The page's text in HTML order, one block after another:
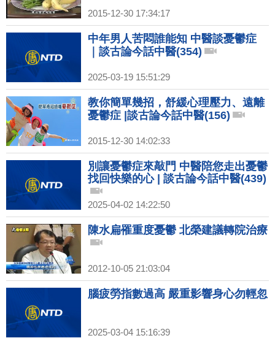
2015-12-30 17:34:17
中年男人苦悶誰能知 中醫談憂鬱症
｜談古論今話中醫(354)
2025-03-19 15:51:29
教你簡單幾招，舒緩心理壓力、遠離
憂鬱症 |談古論今話中醫(156)
2015-12-30 14:02:33
別讓憂鬱症來敲門 中醫陪您走出憂鬱
找回快樂的心 | 談古論今話中醫(439)
2025-04-02 14:22:50
陳水扁罹重度憂鬱 北榮建議轉院治療
2012-10-05 21:03:04
腦疲勞指數過高 嚴重影響身心勿輕忽
2025-03-04 15:16:39